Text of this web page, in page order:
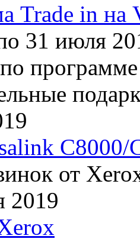
Trade in на
31 июля
C8000/
от
2019